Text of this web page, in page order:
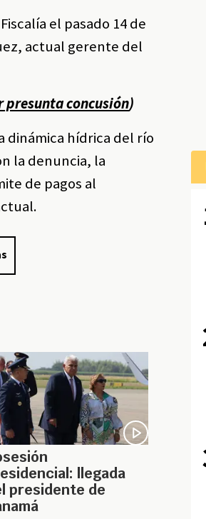
el pasado 14 de
, actual gerente del
presunta concusión)
dinámica hídrica del río
la denuncia, la
de pagos al
llegada
presidente de